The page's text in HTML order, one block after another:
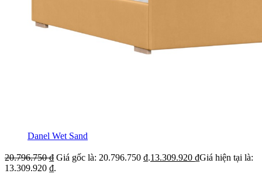
Danel Wet Sand
20.796.750₫ Giá gốc là: 20.796.750 ₫.13.309.920 ₫Giá hiện tại là:
13.309.920 ₫.